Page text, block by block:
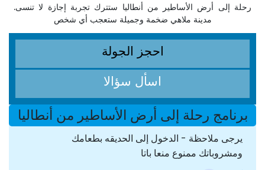
رحلة إلى أرض الأساطير من أنطاليا ستترك تجربة إجازة لا تنسى.
مدينة ملاهي ضخمة وجميلة ستعجب أي شخص
احجز الجولة
اسأل سؤالا
برنامج رحلة إلى أرض الأساطير من أنطاليا
يرجى ملاحظة - الدخول إلى الحديقه بطعامك
ومشروباتك ممنوع منعا باتا